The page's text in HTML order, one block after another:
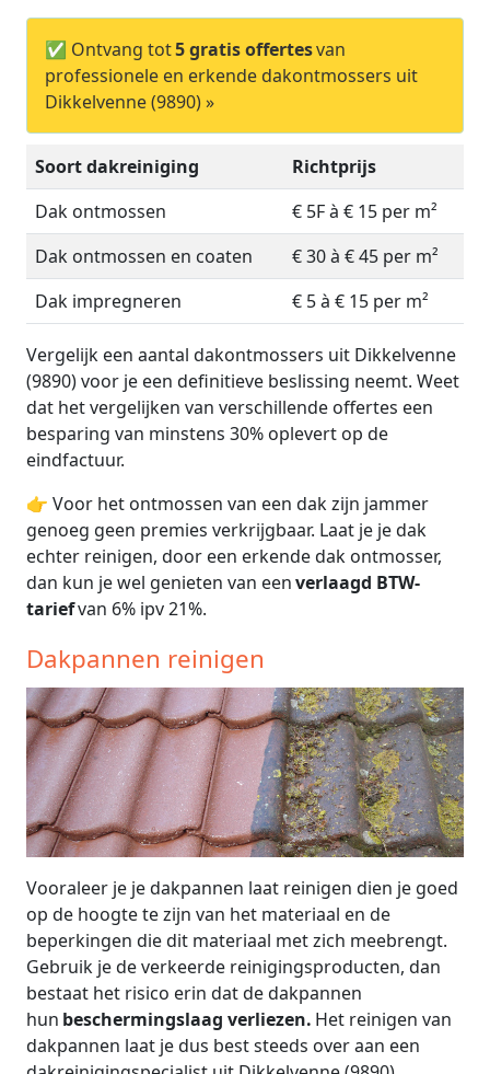
✅ Ontvang tot5 gratis offertesvan
professionele en erkende dakontmossers uit
Dikkelvenne (9890) »
Soort dakreiniging
Richtprijs
Dak ontmossen
€ 5F à € 15 per m²
Dak ontmossen en coaten
€ 30 à € 45 per m²
Dak impregneren
€ 5 à € 15 per m²
Vergelijk een aantal dakontmossers uit Dikkelvenne
(9890) voor je een definitieve beslissing neemt. Weet
dat het vergelijken van verschillende offertes een
besparing van minstens 30% oplevert op de
eindfactuur.
👉 Voor het ontmossen van een dak zijn jammer
genoeg geen premies verkrijgbaar. Laat je je dak
echter reinigen, door een erkende dak ontmosser,
dan kun je wel genieten van eenverlaagd BTW-
tariefvan 6% ipv 21%.
Dakpannen reinigen
Vooraleer je je dakpannen laat reinigen dien je goed
op de hoogte te zijn van het materiaal en de
beperkingen die dit materiaal met zich meebrengt.
Gebruik je de verkeerde reinigingsproducten, dan
bestaat het risico erin dat de dakpannen
hun beschermingslaag verliezen. Het reinigen van
dakpannen laat je dus best steeds over aan een